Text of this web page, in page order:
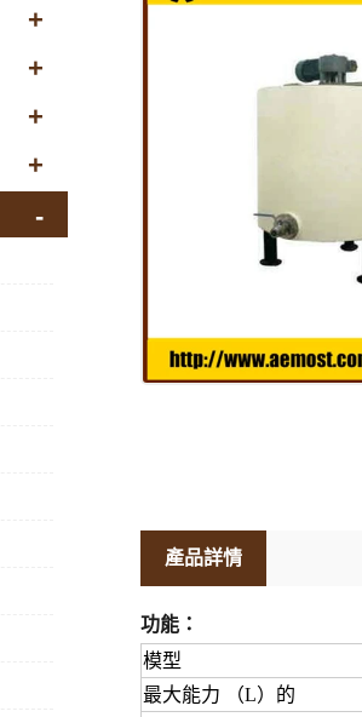
產品詳情
功能：
模型
最大能力
（L）的